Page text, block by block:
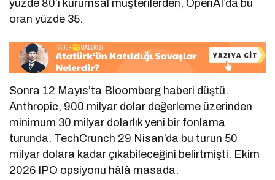
yüzde 80’i kurumsal müşterilerden, OpenAI’da bu
oran yüzde 35.
Sonra 12 Mayıs’ta Bloomberg haberi düştü.
Anthropic, 900 milyar dolar değerleme üzerinden
minimum 30 milyar dolarlık yeni bir fonlama
turunda. TechCrunch 29 Nisan’da bu turun 50
milyar dolara kadar çıkabileceğini belirtmişti. Ekim
2026 IPO opsiyonu hâlâ masada.